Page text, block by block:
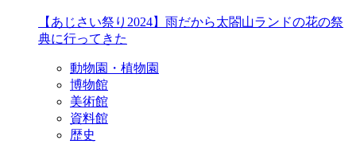
【あじさい祭り2024】雨だから太閤山ランドの花の祭
典に行ってきた
動物園・植物園
博物館
美術館
資料館
歴史